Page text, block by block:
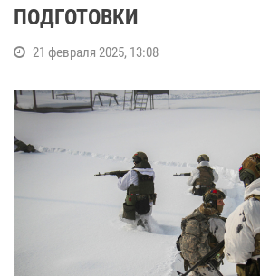
ПОДГОТОВКИ
21 февраля 2025, 13:08